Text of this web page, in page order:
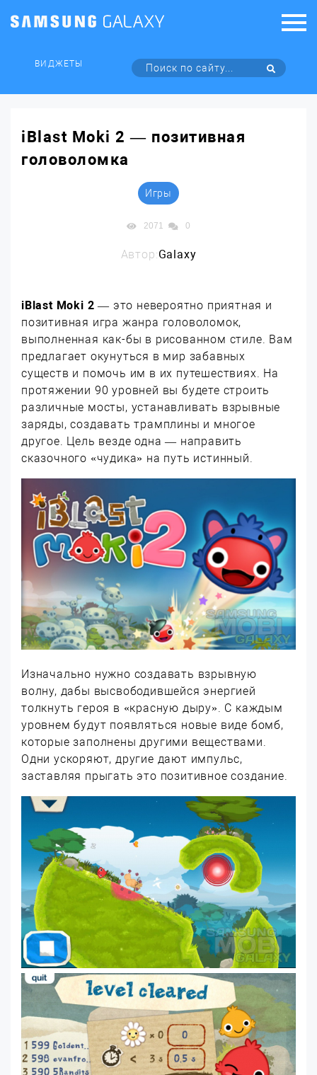
ВИДЖЕТЫ
iBlast Moki 2 — позитивная
головоломка
Игры
2071 0
Автор:Galaxy
iBlast Moki 2 — это невероятно приятная и
позитивная игра жанра головоломок,
выполненная как-бы в рисованном стиле. Вам
предлагает окунуться в мир забавных
существ и помочь им в их путешествиях. На
протяжении 90 уровней вы будете строить
различные мосты, устанавливать взрывные
заряды, создавать трамплины и многое
другое. Цель везде одна — направить
сказочного «чудика» на путь истинный.
Изначально нужно создавать взрывную
волну, дабы высвободившейся энергией
толкнуть героя в «красную дыру». С каждым
уровнем будут появляться новые виде бомб,
которые заполнены другими веществами.
Одни ускоряют, другие дают импульс,
заставляя прыгать это позитивное создание.